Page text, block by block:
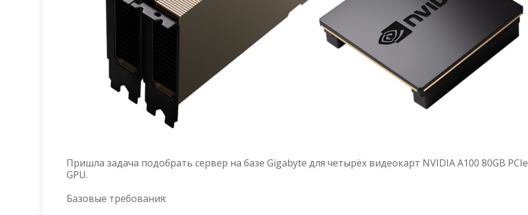
Пришла задача подобрать сервер на базе Gigabyte для четырёх видеокарт NVIDIA A100 80GB PCIe
GPU.
Базовые требования: